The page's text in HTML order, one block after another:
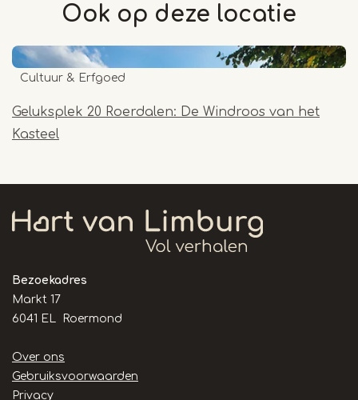
Ook op deze locatie
Geluksplek 20 Roerdalen: De Windroos van het
Kasteel
Cultuur & Erfgoed
Bezoekadres
Markt 17
6041 EL Roermond
Handige
links
Over ons
Gebruiksvoorwaarden
Privacy